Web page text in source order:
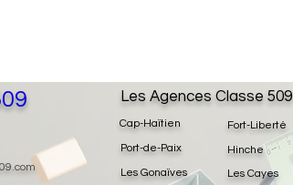
Fort-Liberté
Hinche
Les Cayes
Les Agences Classe 509
Cap-Haïtien
Port-de-Paix
Les Gonaïves